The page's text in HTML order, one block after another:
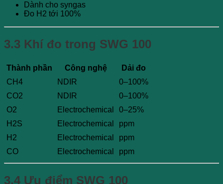
Dành cho syngas
Đo H2 tới 100%
3.3 Khí đo trong SWG 100
Thành phần Công nghệ
Dải đo
CH4
NDIR
0–100%
CO2
NDIR
0–100%
O2
Electrochemical
0–25%
H2S
Electrochemical
ppm
H2
Electrochemical
ppm
CO
Electrochemical ppm
3.4 Ưu điểm SWG 100